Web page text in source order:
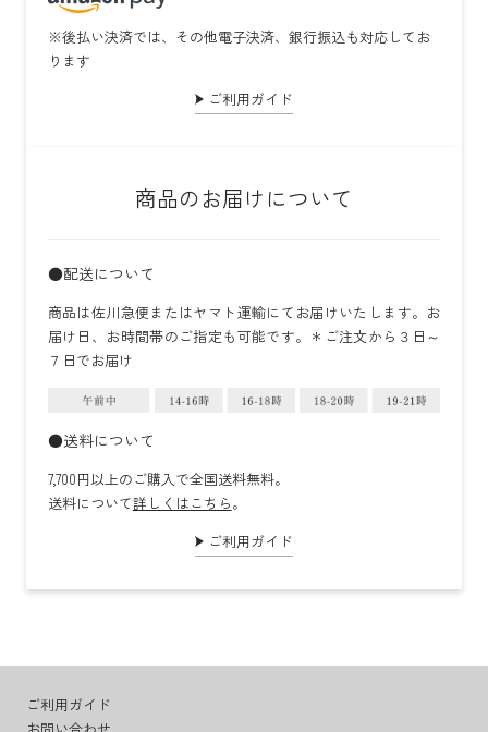
※後払い決済では、その他電子決済、銀行振込も対応してお
ります
ご利用ガイド
商品のお届けについて
●配送について
商品は佐川急便またはヤマト運輸にてお届けいたします。お
届け日、お時間帯のご指定も可能です。＊ご注文から３日～
７日でお届け
●送料について
7,700円以上のご購入で全国送料無料。
送料について詳しくはこちら。
ご利用ガイド
ご利用ガイド